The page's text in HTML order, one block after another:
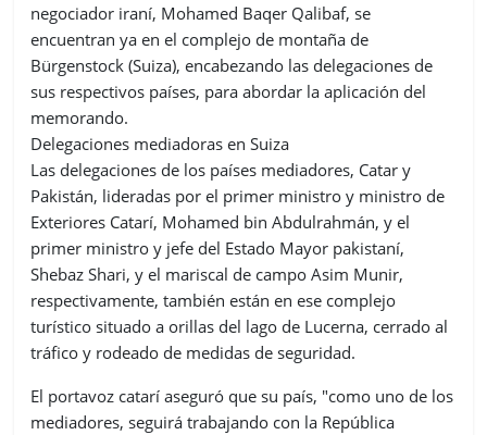
negociador iraní, Mohamed Baqer Qalibaf, se
encuentran ya en el complejo de montaña de
Bürgenstock (Suiza), encabezando las delegaciones de
sus respectivos países, para abordar la aplicación del
memorando.
Delegaciones mediadoras en Suiza
Las delegaciones de los países mediadores, Catar y
Pakistán, lideradas por el primer ministro y ministro de
Exteriores Catarí, Mohamed bin Abdulrahmán, y el
primer ministro y jefe del Estado Mayor pakistaní,
Shebaz Shari, y el mariscal de campo Asim Munir,
respectivamente, también están en ese complejo
turístico situado a orillas del lago de Lucerna, cerrado al
tráfico y rodeado de medidas de seguridad.
El portavoz catarí aseguró que su país, "como uno de los
mediadores, seguirá trabajando con la República